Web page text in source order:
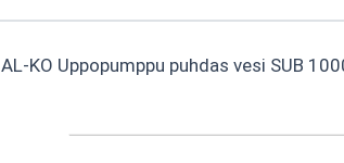
AL-KO Uppopumppu puhdas vesi SUB